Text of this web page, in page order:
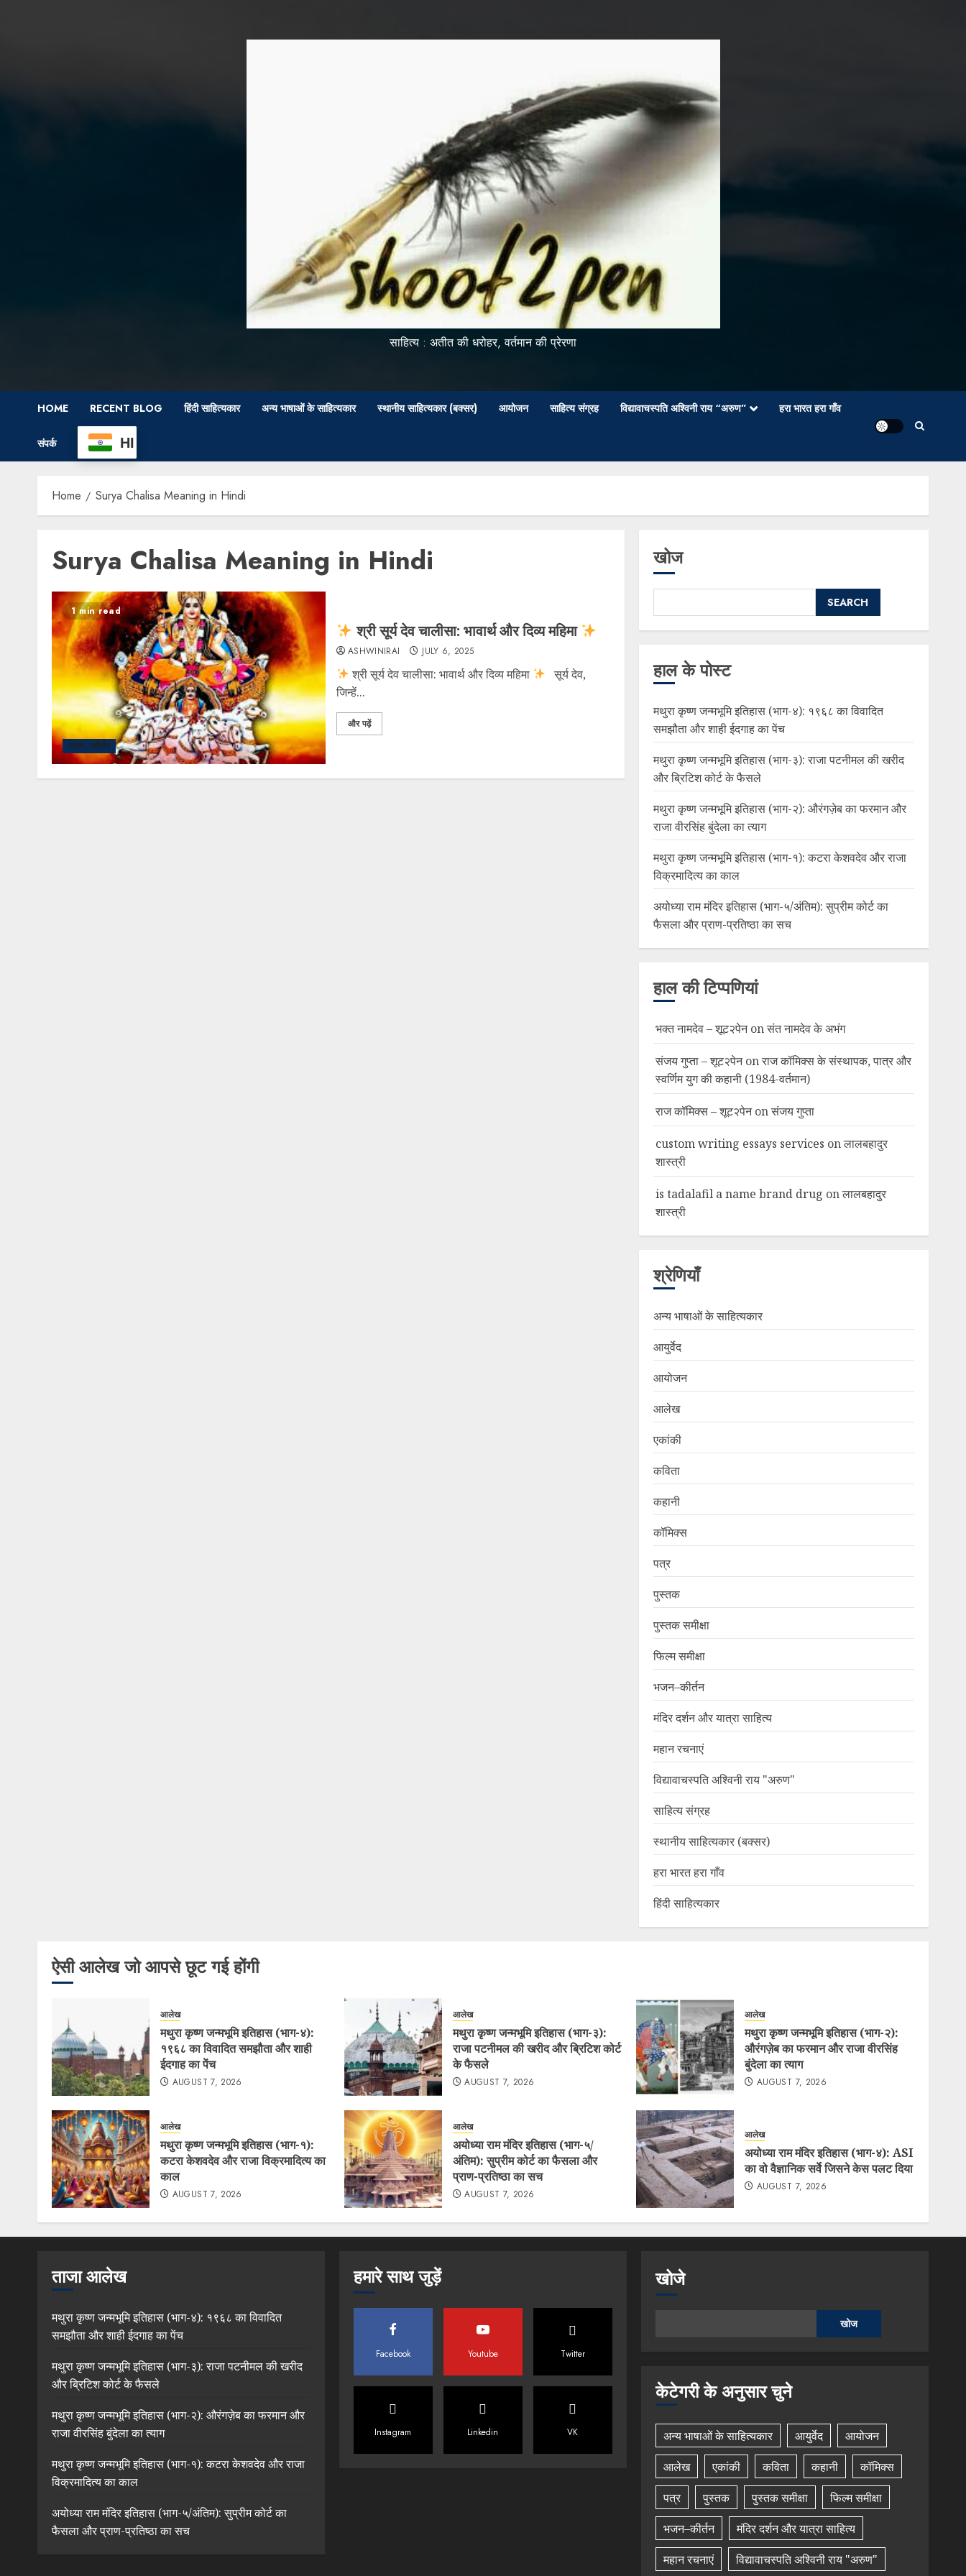
साहित्य : अतीत की धरोहर, वर्तमान की प्रेरणा
HOME RECENT BLOG हिंदी साहित्यकार अन्य भाषाओं के साहित्यकार स्थानीय साहित्यकार (बक्सर) आयोजन साहित्य संग्रह विद्यावाचस्पति अश्विनी राय “अरुण” हरा भारत हरा गाँव
संपर्क HI
Home Surya Chalisa Meaning in Hindi
Surya Chalisa Meaning in Hindi
1 min read
भजन–कीर्तन
श्री सूर्य देव चालीसा: भावार्थ और दिव्य महिमा
ASHWINIRAI JULY 6, 2025
श्री सूर्य देव चालीसा: भावार्थ और दिव्य महिमा
​सूर्य देव,
जिन्हें...
और पढ़ें
खोज
SEARCH
हाल के पोस्ट
मथुरा कृष्ण जन्मभूमि इतिहास (भाग-४): १९६८ का विवादित
समझौता और शाही ईदगाह का पेंच
मथुरा कृष्ण जन्मभूमि इतिहास (भाग-३): राजा पटनीमल की खरीद
और ब्रिटिश कोर्ट के फैसले
मथुरा कृष्ण जन्मभूमि इतिहास (भाग-२): औरंगज़ेब का फरमान और
राजा वीरसिंह बुंदेला का त्याग
मथुरा कृष्ण जन्मभूमि इतिहास (भाग-१): कटरा केशवदेव और राजा
विक्रमादित्य का काल
अयोध्या राम मंदिर इतिहास (भाग-५/अंतिम): सुप्रीम कोर्ट का
फैसला और प्राण-प्रतिष्ठा का सच
हाल की टिप्पणियां
भक्त नामदेव – शूट२पेनonसंत नामदेव के अभंग
संजय गुप्ता – शूट२पेनonराज कॉमिक्स के संस्थापक, पात्र और
स्वर्णिम युग की कहानी (1984-वर्तमान)
राज कॉमिक्स – शूट२पेनonसंजय गुप्ता
custom writing essays services onलालबहादुर
शास्त्री
is tadalafil a name brand drug onलालबहादुर
शास्त्री
श्रेणियाँ
अन्य भाषाओं के साहित्यकार
आयुर्वेद
आयोजन
आलेख
एकांकी
कविता
कहानी
कॉमिक्स
पत्र
पुस्तक
पुस्तक समीक्षा
फिल्म समीक्षा
भजन–कीर्तन
मंदिर दर्शन और यात्रा साहित्य
महान रचनाएं
विद्यावाचस्पति अश्विनी राय "अरुण"
साहित्य संग्रह
स्थानीय साहित्यकार (बक्सर)
हरा भारत हरा गाँव
हिंदी साहित्यकार
ऐसी आलेख जो आपसे छूट गई होंगी
आलेख
मथुरा कृष्ण जन्मभूमि इतिहास (भाग-४):
१९६८ का विवादित समझौता और शाही
ईदगाह का पेंच
AUGUST 7, 2026
आलेख
मथुरा कृष्ण जन्मभूमि इतिहास (भाग-३):
राजा पटनीमल की खरीद और ब्रिटिश कोर्ट
के फैसले
AUGUST 7, 2026
आलेख
मथुरा कृष्ण जन्मभूमि इतिहास (भाग-२):
औरंगज़ेब का फरमान और राजा वीरसिंह
बुंदेला का त्याग
AUGUST 7, 2026
आलेख
मथुरा कृष्ण जन्मभूमि इतिहास (भाग-१):
कटरा केशवदेव और राजा विक्रमादित्य का
काल
AUGUST 7, 2026
आलेख
अयोध्या राम मंदिर इतिहास (भाग-५/
अंतिम): सुप्रीम कोर्ट का फैसला और
प्राण-प्रतिष्ठा का सच
AUGUST 7, 2026
आलेख
अयोध्या राम मंदिर इतिहास (भाग-४): ASI
का वो वैज्ञानिक सर्वे जिसने केस पलट दिया
AUGUST 7, 2026
ताजा आलेख
मथुरा कृष्ण जन्मभूमि इतिहास (भाग-४): १९६८ का विवादित
समझौता और शाही ईदगाह का पेंच
मथुरा कृष्ण जन्मभूमि इतिहास (भाग-३): राजा पटनीमल की खरीद
और ब्रिटिश कोर्ट के फैसले
मथुरा कृष्ण जन्मभूमि इतिहास (भाग-२): औरंगज़ेब का फरमान और
राजा वीरसिंह बुंदेला का त्याग
मथुरा कृष्ण जन्मभूमि इतिहास (भाग-१): कटरा केशवदेव और राजा
विक्रमादित्य का काल
अयोध्या राम मंदिर इतिहास (भाग-५/अंतिम): सुप्रीम कोर्ट का
फैसला और प्राण-प्रतिष्ठा का सच
हमारे साथ जुड़ें
Facebook Youtube Twitter
Instagram Linkedin VK
खोजे
खोज
केटेगरी के अनुसार चुने
अन्य भाषाओं के साहित्यकार आयुर्वेद
आयोजन
आलेख
एकांकी कविता कहानी
कॉमिक्स
पत्र
पुस्तक पुस्तक समीक्षा
फिल्म समीक्षा
भजन–कीर्तन
मंदिर दर्शन और यात्रा साहित्य
महान रचनाएं
विद्यावाचस्पति अश्विनी राय "अरुण"